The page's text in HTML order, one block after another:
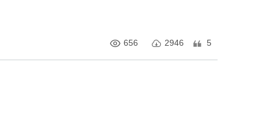
656 2946 5